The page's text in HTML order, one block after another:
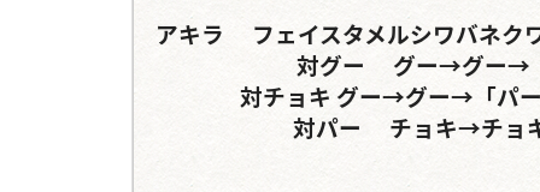
アキラ	フェイスタメルシワバネクワガタ	エレファスゾウカブトorヒルスシロカブト
対グー	グー→グー→「チョキ」	パー→パー→「チョキ」
対チョキ	グー→グー→「パー」	チョキ→チョキ→「パー」→『チョキ』
対パー	チョキ→チョキ→「グー」	パー→パー→「グー」→